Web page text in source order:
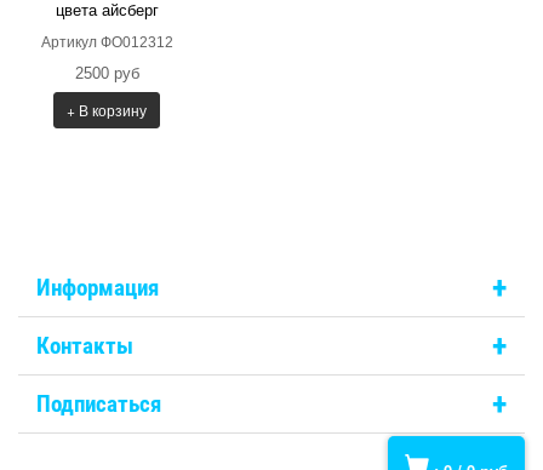
цвета айсберг
Артикул ФО012312
2500 руб
+ В корзину
Информация +
Контакты +
Подписаться +